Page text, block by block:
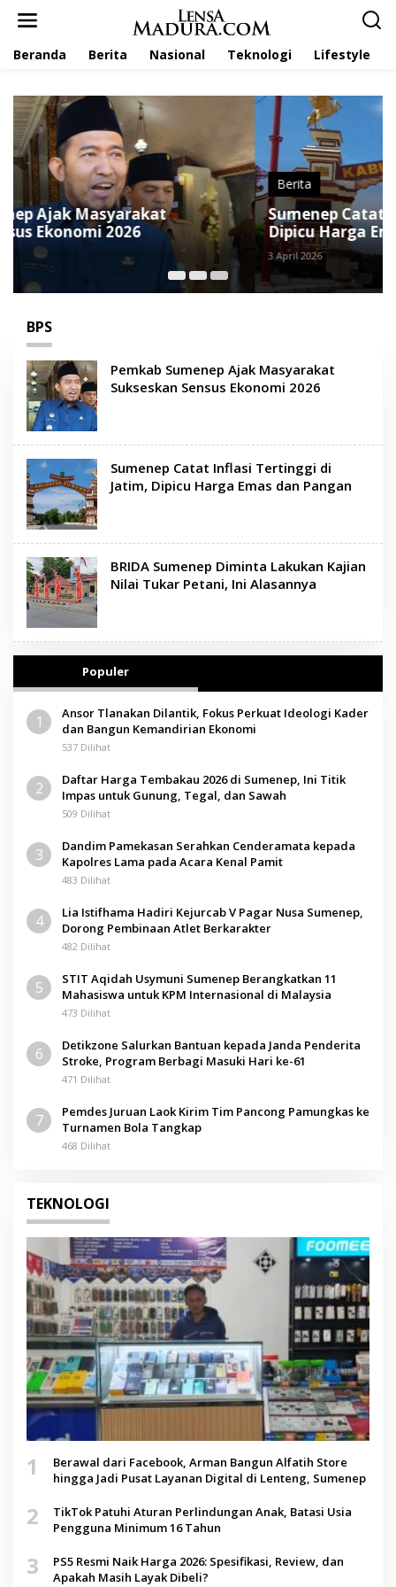
Beranda Berita Nasional Teknologi Lifestyle
Berita
Sumenep Catat Inflasi Tertinggi di Jatim,
Dipicu Harga Emas dan Pangan
3 April 2026
BPS
Pemkab Sumenep Ajak Masyarakat
Sukseskan Sensus Ekonomi 2026
Sumenep Catat Inflasi Tertinggi di
Jatim, Dipicu Harga Emas dan Pangan
BRIDA Sumenep Diminta Lakukan Kajian
Nilai Tukar Petani, Ini Alasannya
Populer
1
Ansor Tlanakan Dilantik, Fokus Perkuat Ideologi Kader
dan Bangun Kemandirian Ekonomi
537 Dilihat
2
Daftar Harga Tembakau 2026 di Sumenep, Ini Titik
Impas untuk Gunung, Tegal, dan Sawah
509 Dilihat
3
Dandim Pamekasan Serahkan Cenderamata kepada
Kapolres Lama pada Acara Kenal Pamit
483 Dilihat
4
Lia Istifhama Hadiri Kejurcab V Pagar Nusa Sumenep,
Dorong Pembinaan Atlet Berkarakter
482 Dilihat
5
STIT Aqidah Usymuni Sumenep Berangkatkan 11
Mahasiswa untuk KPM Internasional di Malaysia
473 Dilihat
6
Detikzone Salurkan Bantuan kepada Janda Penderita
Stroke, Program Berbagi Masuki Hari ke-61
471 Dilihat
7
Pemdes Juruan Laok Kirim Tim Pancong Pamungkas ke
Turnamen Bola Tangkap
468 Dilihat
TEKNOLOGI
1
Berawal dari Facebook, Arman Bangun Alfatih Store
hingga Jadi Pusat Layanan Digital di Lenteng, Sumenep
2
TikTok Patuhi Aturan Perlindungan Anak, Batasi Usia
Pengguna Minimum 16 Tahun
3
PS5 Resmi Naik Harga 2026: Spesifikasi, Review, dan
Apakah Masih Layak Dibeli?